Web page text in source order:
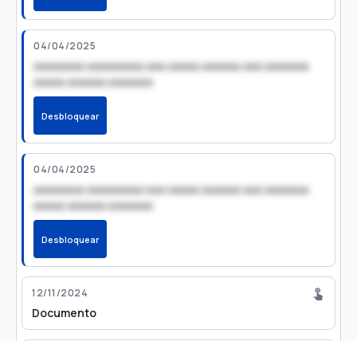
04/04/2025
xxxxxxxx xxxxxxxxx xxx xxxxx xxxxxx xxx xxxxxxx
xxxxx xxxxxx xxxxxxx
Desbloquear
04/04/2025
xxxxxxxx xxxxxxxxx xxx xxxxx xxxxxx xxx xxxxxxx
xxxxx xxxxxx xxxxxxx
Desbloquear
12/11/2024
Documento